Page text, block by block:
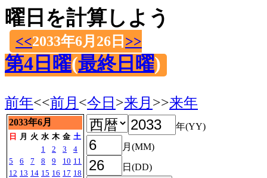
曜日を計算しよう
<<2033年6月26日 >>
第4日曜(最終日曜)
前年<<前月 <今日 >来月 >>来年
2033年6月
日 月 火 水 木 金 土
1
2 3
4
5
6 7 8 9 10 11
12 13 14 15 16 17 18
年(YY)
月(MM)
日(DD)